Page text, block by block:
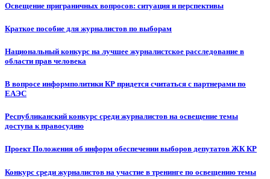
Освещение приграничных вопросов: ситуация и перспективы
Краткое пособие для журналистов по выборам
Национальный конкурс на лучшее журналистское расследование в
области прав человека
В вопросе информполитики КР придется считаться с партнерами по
ЕАЭС
Республиканский конкурс среди журналистов на освещение темы
доступа к правосудию
Проект Положения об информ обеспечении выборов депутатов ЖК КР
Конкурс среди журналистов на участие в тренинге по освещению темы